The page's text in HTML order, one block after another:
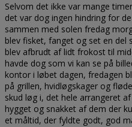
Selvom det ikke var mange
det var dog ingen hindring for
sammen med solen fredag
blev fisket, fanget og set en del
blev afbrudt af lidt frokost til
havde dog som vi kan se på
kontor i løbet dagen, fredagen
på grillen, hvidløgskager og
skud løg i, det hele arrangeret
hygget og snakket af dem der
et måltid, der fyldte godt, god